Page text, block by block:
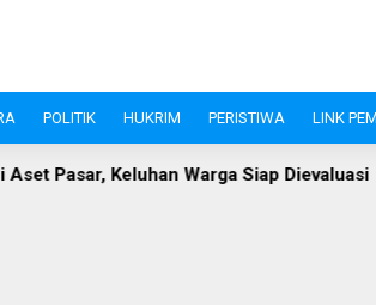
POLITIK HUKRIM PERISTIWA LINK
Warga Siap Dievaluasi Perangi